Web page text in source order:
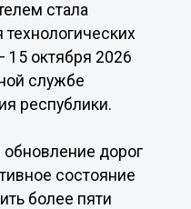
стала
15 октября 2026
службе
республики.
обновление дорог
состояние
более пяти